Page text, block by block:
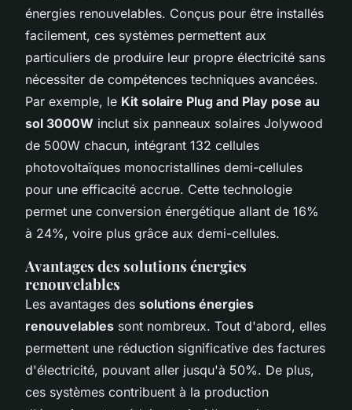
énergies renouvelables. Conçus pour être installés
facilement, ces systèmes permettent aux
particuliers de produire leur propre électricité sans
nécessiter de compétences techniques avancées.
Par exemple, le Kit solaire Plug and Play pose au
sol 3000W inclut six panneaux solaires Jolywood
de 500W chacun, intégrant 132 cellules
photovoltaïques monocristallines demi-cellules
pour une efficacité accrue. Cette technologie
permet une conversion énergétique allant de 16%
à 24%, voire plus grâce aux demi-cellules.
Avantages des solutions énergies
renouvelables
Les avantages des solutions énergies
renouvelables sont nombreux. Tout d'abord, elles
permettent une réduction significative des factures
d'électricité, pouvant aller jusqu'à 50%. De plus,
ces systèmes contribuent à la production